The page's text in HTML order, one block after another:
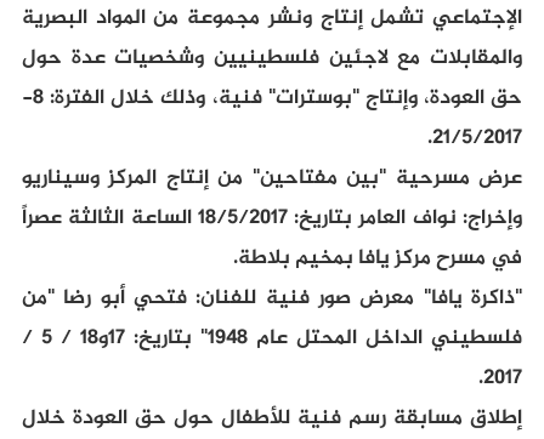
الإجتماعي تشمل إنتاج ونشر مجموعة من المواد البصرية
والمقابلات مع لاجئين فلسطينيين وشخصيات عدة حول
حق العودة، وإنتاج "بوسترات" فنية، وذلك خلال الفترة: 8-
21/5/2017.
عرض مسرحية "بين مفتاحين" من إنتاج المركز وسيناريو
وإخراج: نواف العامر بتاريخ: 18/5/2017 الساعة الثالثة عصراً
في مسرح مركز يافا بمخيم بلاطة.
"ذاكرة يافا" معرض صور فنية للفنان: فتحي أبو رضا "من
فلسطيني الداخل المحتل عام 1948" بتاريخ: 17و18 / 5 /
2017.
إطلاق مسابقة رسم فنية للأطفال حول حق العودة خلال